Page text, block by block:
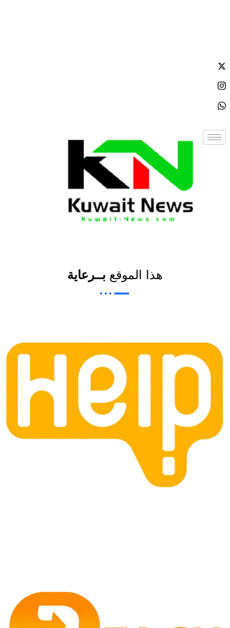
NE
News Elementor
هذا الموقع بــرعاية